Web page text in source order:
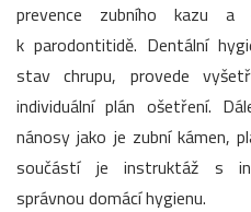
prevence zubního kazu a
k parodontitidě. Dentální
stav chrupu, provede
individuální plán ošetření.
nánosy jako je zubní kámen,
součástí je instruktáž s
správnou domácí hygienu.